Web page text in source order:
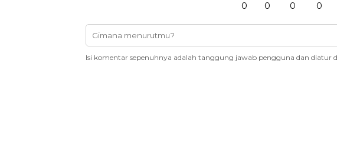
0 0 0 0
Isi komentar sepenuhnya adalah tanggung jawab pengguna dan diatur